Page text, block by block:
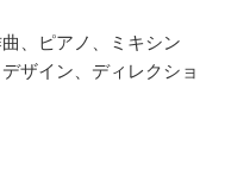
、ピアノ、ミキシン
ザイン、ディレクショ